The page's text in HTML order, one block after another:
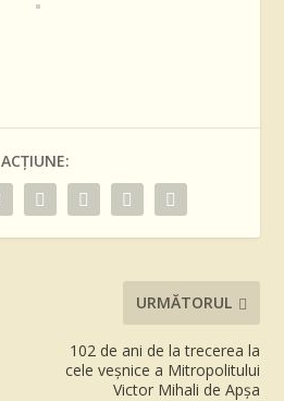
ACȚIUNE:
URMĂTORUL
102 de ani de la trecerea la
cele veșnice a Mitropolitului
Victor Mihali de Apșa